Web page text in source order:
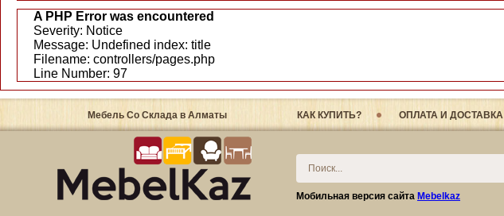
A PHP Error was encountered
Severity: Notice
Message: Undefined index: title
Filename: controllers/pages.php
Line Number: 97
Мебель Со Склада в Алматы КАК КУПИТЬ? ОПЛАТА И ДОСТАВКА
Мобильная версия сайта Mebelkaz